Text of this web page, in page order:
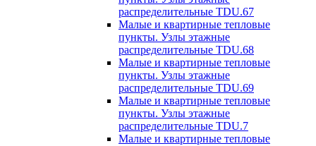
распределительные TDU.67
Малые и квартирные тепловые
пункты. Узлы этажные
распределительные TDU.68
Малые и квартирные тепловые
пункты. Узлы этажные
распределительные TDU.69
Малые и квартирные тепловые
пункты. Узлы этажные
распределительные TDU.7
Малые и квартирные тепловые